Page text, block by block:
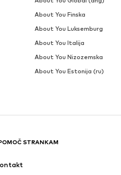
STRANKAM
About You Finska
About You Luksemburg
About You Italija
About You Nizozemska
About You Estonija (ru)